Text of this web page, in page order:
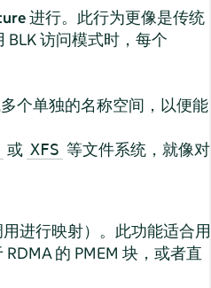
进行。此行为更像是传统
访问模式时，每个
个单独的名称空间，以便能
或 XFS 等文件系统，就像对
进行映射）。此功能适合用
的 PMEM 块，或者直